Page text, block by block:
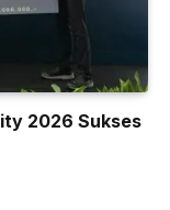
2026 Sukses